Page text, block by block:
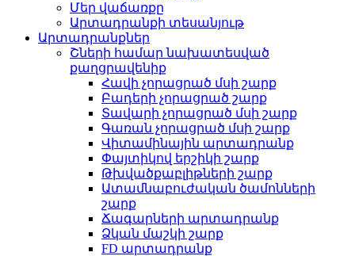
Մեր վաճառքը
Արտադրանքի տեսանյութ
Արտադրանքներ
Շների համար նախատեսված
քաղցրավենիք
Հավի չորացրած մսի շարք
Բադերի չորացրած շարք
Տավարի չորացրած մսի շարք
Գառան չորացրած մսի շարք
Վիտամինային արտադրանք
Փայտիկով երշիկի շարք
Թխվածքաբլիթների շարք
Ատամնաբուժական ծամոնների
շարք
Ճագարների արտադրանք
Ձկան մաշկի շարք
FD արտադրանք